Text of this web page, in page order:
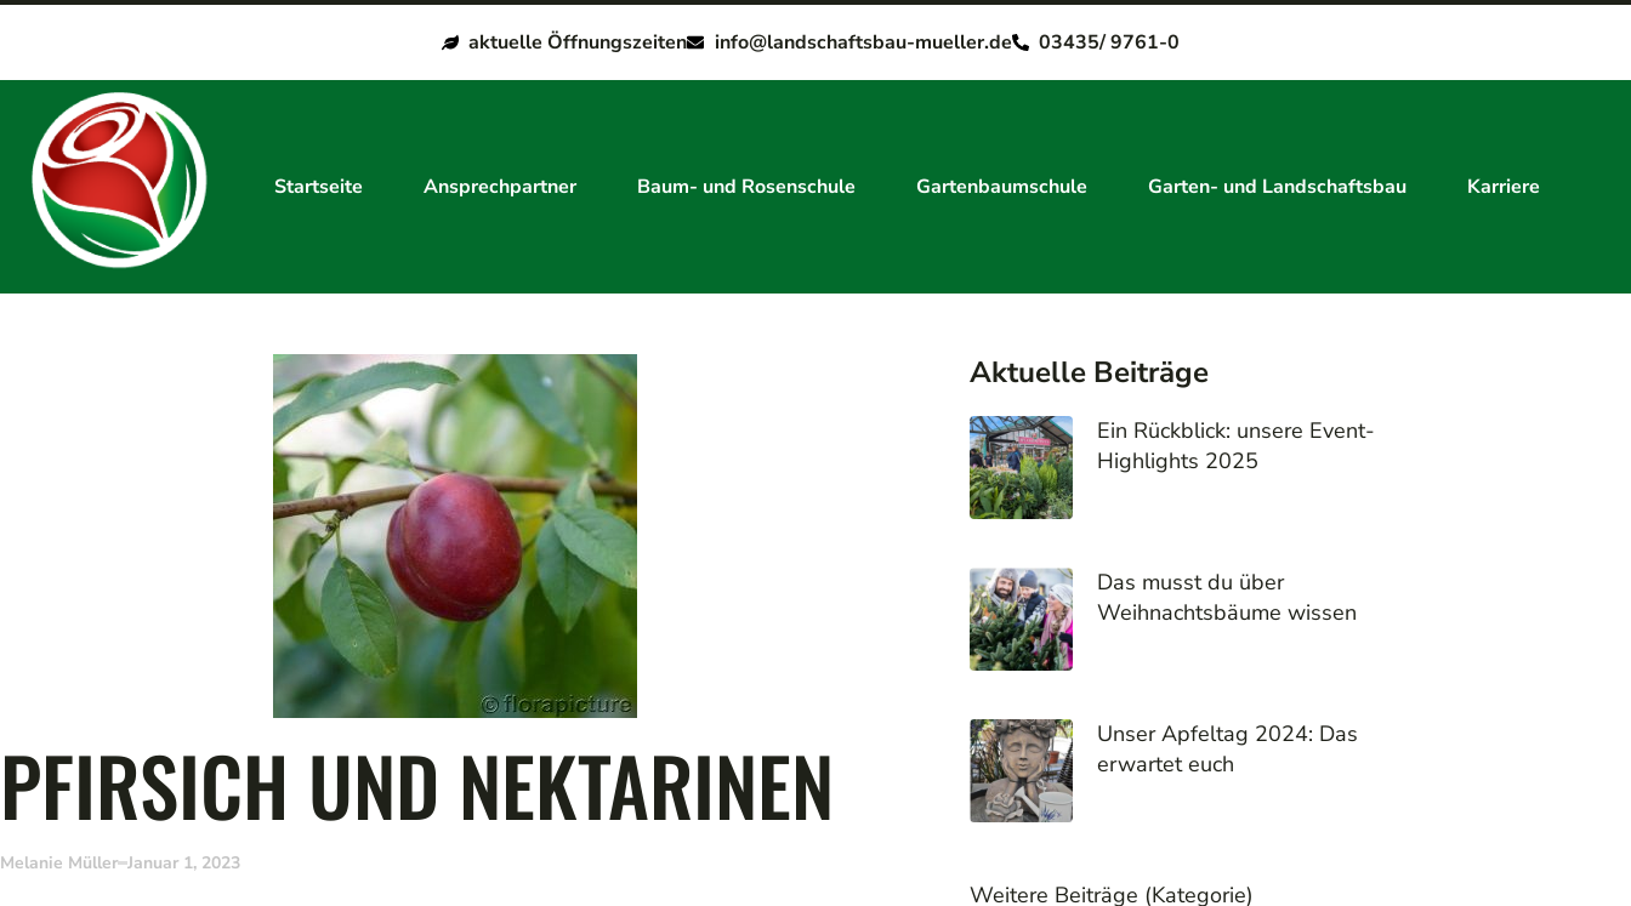
aktuelle Öffnungszeiten info@landschaftsbau-mueller.de 03435/ 9761-0
Startseite Ansprechpartner Baum- und Rosenschule Gartenbaumschule Garten- und Landschaftsbau Karriere
PFIRSICH UND NEKTARINEN
Melanie Müller Januar 1, 2023
Aktuelle Beiträge
Ein Rückblick: unsere Event-
Highlights 2025
Das musst du über
Weihnachtsbäume wissen
Unser Apfeltag 2024: Das
erwartet euch
Weitere Beiträge (Kategorie)